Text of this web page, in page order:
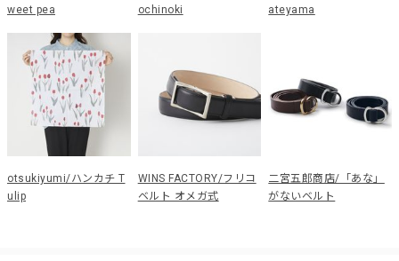
weet pea
ochinoki
ateyama
otsukiyumi/ハンカチ T
ulip
WINS FACTORY/フリコ
ベルト オメガ式
二宮五郎商店/「あな」
がないベルト